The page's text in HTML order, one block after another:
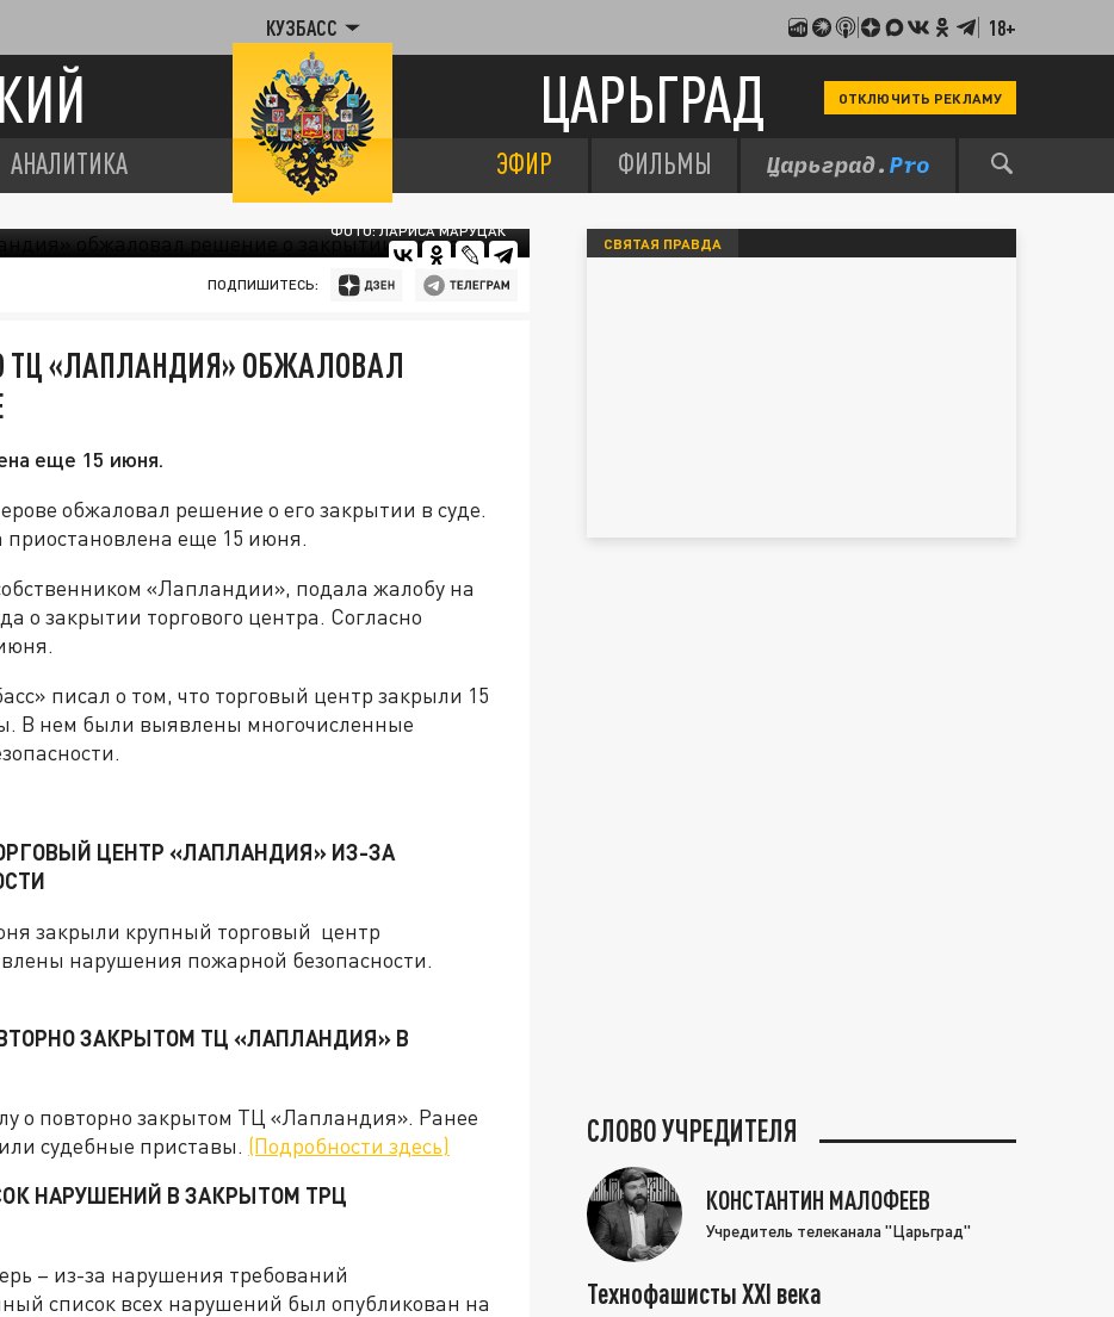
КУЗБАСС 18+
ЦАРЬГРАД ОТКЛЮЧИТЬ РЕКЛАМУ
АНАЛИТИКА ЭФИР ФИЛЬМЫ
ФОТО: ЛАРИСА МАРУЦАК
ПОДПИШИТЕСЬ:
ТЦ «ЛАПЛАНДИЯ» ОБЖАЛОВАЛ
еще 15 июня.
обжаловал решение о его закрытии в суде.
приостановлена еще 15 июня.
«Лапландии», подала жалобу на
о закрытии торгового центра. Согласно
писал о том, что торговый центр закрыли 15
В нем были выявлены многочисленные
ЦЕНТР «ЛАПЛАНДИЯ» ИЗ-ЗА
закрыли крупный торговый центр
нарушения пожарной безопасности.
ЗАКРЫТОМ ТЦ «ЛАПЛАНДИЯ» В
о повторно закрытом ТЦ «Лапландия». Ранее
судебные приставы. (Подробности здесь)
НАРУШЕНИЙ В ЗАКРЫТОМ ТРЦ
– из-за нарушения требований
список всех нарушений был опубликован на
СВЯТАЯ ПРАВДА
СЛОВО УЧРЕДИТЕЛЯ
КОНСТАНТИН МАЛОФЕЕВ
Учредитель телеканала "Царьград"
Технофашисты XXI века